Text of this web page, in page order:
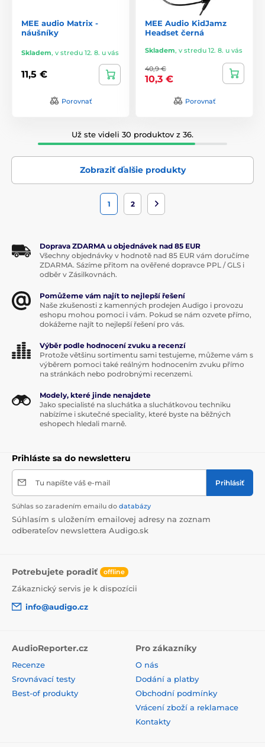
MEE audio Matrix -
náušníky
Skladem, v stredu 12. 8. u vás
11,5 €
Porovnať
MEE Audio KidJamz
Headset černá
Skladem, v stredu 12. 8. u vás
40,9 €
10,3 €
Porovnať
Už ste videli 30 produktov z 36.
Zobraziť ďalšie produkty
1 2
Doprava ZDARMA u objednávek nad 85 EUR
Všechny objednávky v hodnotě nad 85 EUR vám doručíme
ZDARMA. Sázíme přitom na ověřené dopravce PPL / GLS i
odběr v Zásilkovnách.
Pomůžeme vám najít to nejlepší řešení
Naše zkušenosti z kamenných prodejen Audigo i provozu
eshopu mohou pomoci i vám. Pokud se nám ozvete přímo,
dokážeme najít to nejlepší řešení pro vás.
Výběr podle hodnocení zvuku a recenzí
Protože většinu sortimentu sami testujeme, můžeme vám s
výběrem pomoci také reálným hodnocením zvuku přímo
na stránkách nebo podrobnými recenzemi.
Modely, které jinde nenajdete
Jako specialisté na sluchátka a sluchátkovou techniku
nabízíme i skutečné speciality, které byste na běžných
eshopech hledali marně.
Prihláste sa do newsletteru
Tu napíšte váš e-mail Prihlásiť
Súhlas so zaradením emailu do databázy
Súhlasím s uložením emailovej adresy na zoznam
odberateľov newslettera Audigo.sk
Potrebujete poradiť offline
Zákaznický servis je k dispozícii
info@audigo.cz
AudioReporter.cz
Recenze
Srovnávací testy
Best-of produkty
Pro zákazníky
O nás
Dodání a platby
Obchodní podmínky
Vrácení zboží a reklamace
Kontakty